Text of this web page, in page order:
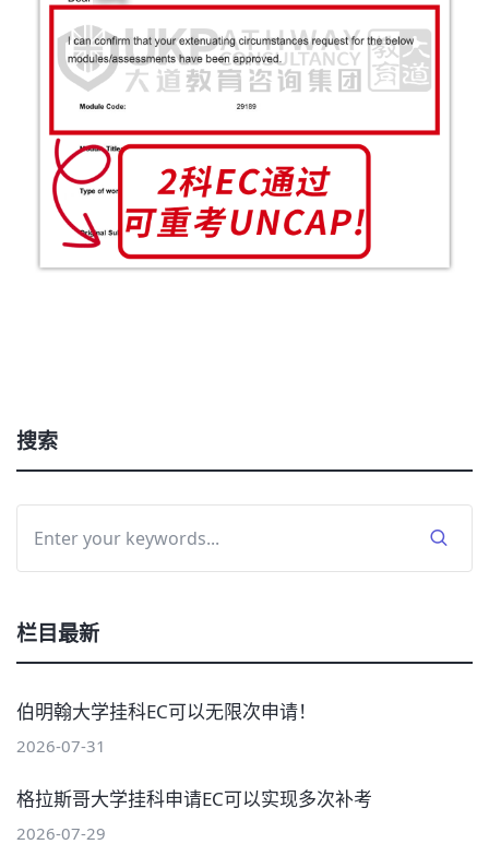
搜索
栏目最新
伯明翰大学挂科EC可以无限次申请！
2026-07-31
格拉斯哥大学挂科申请EC可以实现多次补考
2026-07-29